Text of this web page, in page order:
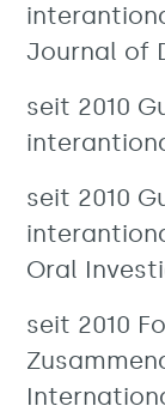
Journal of
seit 2010
seit 2010
Oral
seit 2010